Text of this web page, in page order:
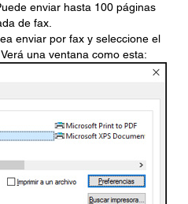
enviar hasta 100 páginas
de fax.
enviar por fax y seleccione el
una ventana como esta: